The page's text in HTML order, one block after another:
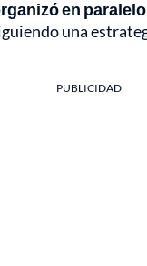
en
una
PUBLICIDAD